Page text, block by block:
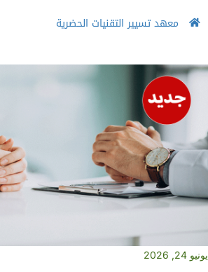
معهد تسيير التقنيات الحضرية
يونيو 24, 2026